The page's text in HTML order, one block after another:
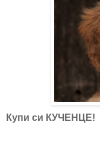
Купи си КУЧЕНЦЕ!